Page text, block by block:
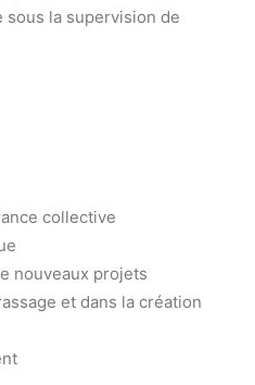
sous la supervision de
collective
nouveaux projets
et dans la création